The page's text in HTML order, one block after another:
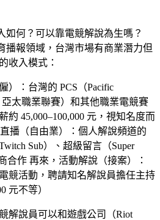
如何？可以靠電競解說為生嗎？
播報領域，台灣市場有商業潛力但
收入模式：
）
：台灣的 PCS（Pacific
亞太職業聯賽）和其他職業電競賽
約 45,000–100,000 元，視知名度而
播（自由業）
：個人解說頻道的
Sub）、超級留言（Super
合作 再來， 活動解說（接案）
：
競活動，聘請知名解說員擔任主持
元不等）
解說員可以和遊戲公司（Riot